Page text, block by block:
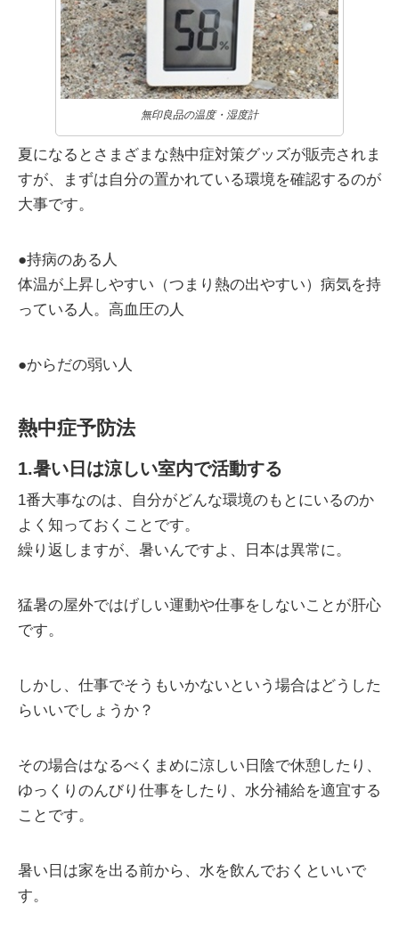
無印良品の温度・湿度計
夏になるとさまざまな熱中症対策グッズが販売されま
すが、まずは自分の置かれている環境を確認するのが
大事です。
●持病のある人
体温が上昇しやすい（つまり熱の出やすい）病気を持
っている人。高血圧の人
●からだの弱い人
熱中症予防法
1.暑い日は涼しい室内で活動する
1番大事なのは、自分がどんな環境のもとにいるのか
よく知っておくことです。
繰り返しますが、暑いんですよ、日本は異常に。
猛暑の屋外ではげしい運動や仕事をしないことが肝心
です。
しかし、仕事でそうもいかないという場合はどうした
らいいでしょうか？
その場合はなるべくまめに涼しい日陰で休憩したり、
ゆっくりのんびり仕事をしたり、水分補給を適宜する
ことです。
暑い日は家を出る前から、水を飲んでおくといいで
す。